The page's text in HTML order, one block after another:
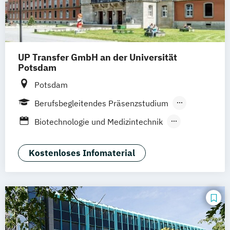
UP Transfer GmbH an der Universität
Potsdam
Potsdam
Berufsbegleitendes Präsenzstudium
Vollzeit
Blended Learning
Biotechnologie und Medizintechnik
Informationstechnologie
Innovative Technologien
Negotiation Management
Kostenloses Infomaterial